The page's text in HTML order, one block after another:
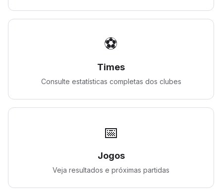
⚽
Times
Consulte estatísticas completas dos clubes
📅
Jogos
Veja resultados e próximas partidas